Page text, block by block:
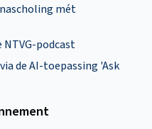
mét
podcast
de AI-toepassing 'Ask